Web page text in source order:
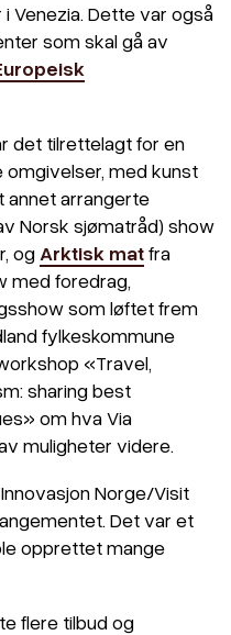
Venezia. Dette var også
som skal gå av
det tilrettelagt for en
med kunst
annet arrangerte
Norsk sjømatråd) show
og Arktisk matfra
med foredrag,
som løftet frem
fylkeskommune
«Travel,
sharing best
om hva Via
muligheter videre.
Norge/Visit
Det var et
opprettet mange
flere tilbud og